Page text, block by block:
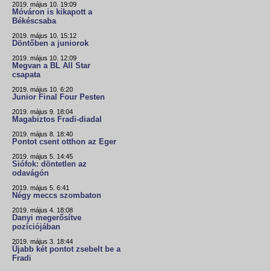
2019. május 10. 19:09
Móváron is kikapott a
Békéscsaba
2019. május 10. 15:12
Döntőben a juniorok
2019. május 10. 12:09
Megvan a BL All Star
csapata
2019. május 10. 6:20
Junior Final Four Pesten
2019. május 9. 18:04
Magabiztos Fradi-diadal
2019. május 8. 18:40
Pontot csent otthon az Eger
2019. május 5. 14:45
Siófok: döntetlen az
odavágón
2019. május 5. 6:41
Négy meccs szombaton
2019. május 4. 18:08
Danyi megerősítve
pozíciójában
2019. május 3. 18:44
Újabb két pontot zsebelt be a
Fradi